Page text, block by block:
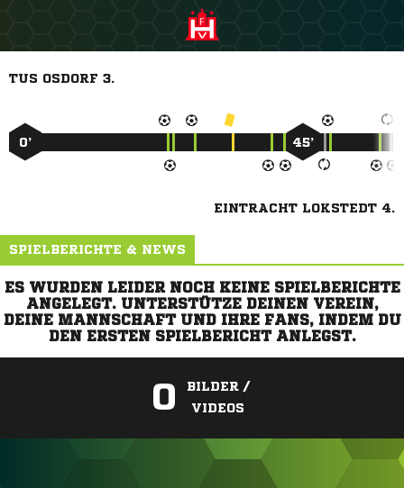
TUS OSDORF 3.
0’ 45’
EINTRACHT LOKSTEDT 4.
SPIELBERICHTE & NEWS
ES WURDEN LEIDER NOCH KEINE SPIELBERICHTE
ANGELEGT. UNTERSTÜTZE DEINEN VEREIN,
DEINE MANNSCHAFT UND IHRE FANS, INDEM DU
DEN ERSTEN SPIELBERICHT ANLEGST.
0
BILDER /
VIDEOS